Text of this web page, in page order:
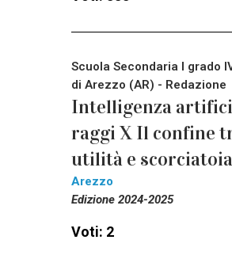
Scuola Secondaria I grado
di Arezzo (AR) - Redazione
Intelligenza
raggi X Il confine
utilità e scorciatoia
Arezzo
Edizione 2024-2025
Voti: 2